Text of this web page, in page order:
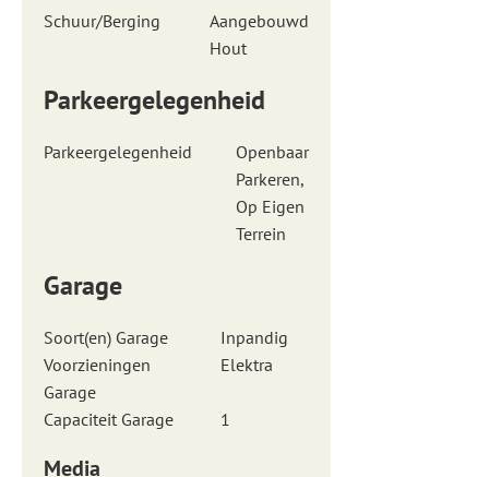
Schuur/Berging
Aangebouwd
Hout
Parkeergelegenheid
Parkeergelegenheid
Openbaar
Parkeren,
Op Eigen
Terrein
Garage
Soort(en) Garage
Inpandig
Voorzieningen
Garage
Elektra
Capaciteit Garage 1
Media